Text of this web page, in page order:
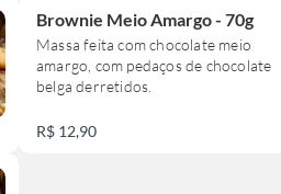
Brownie Meio Amargo - 70g
Massa feita com chocolate meio
amargo, com pedaços de chocolate
belga derretidos.
R$ 12,90